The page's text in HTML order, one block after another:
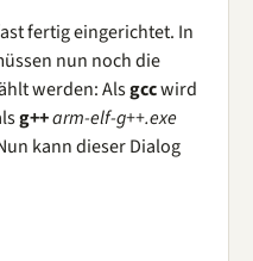
fertig eingerichtet. In
nun noch die
werden: Alsgccwird
g++arm-elf-g++.exe
kann dieser Dialog